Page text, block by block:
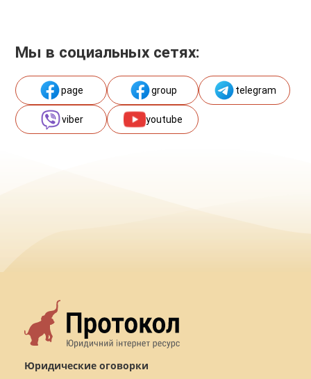
Мы в социальных сетях:
page group telegram
viber youtube
Юридические оговорки